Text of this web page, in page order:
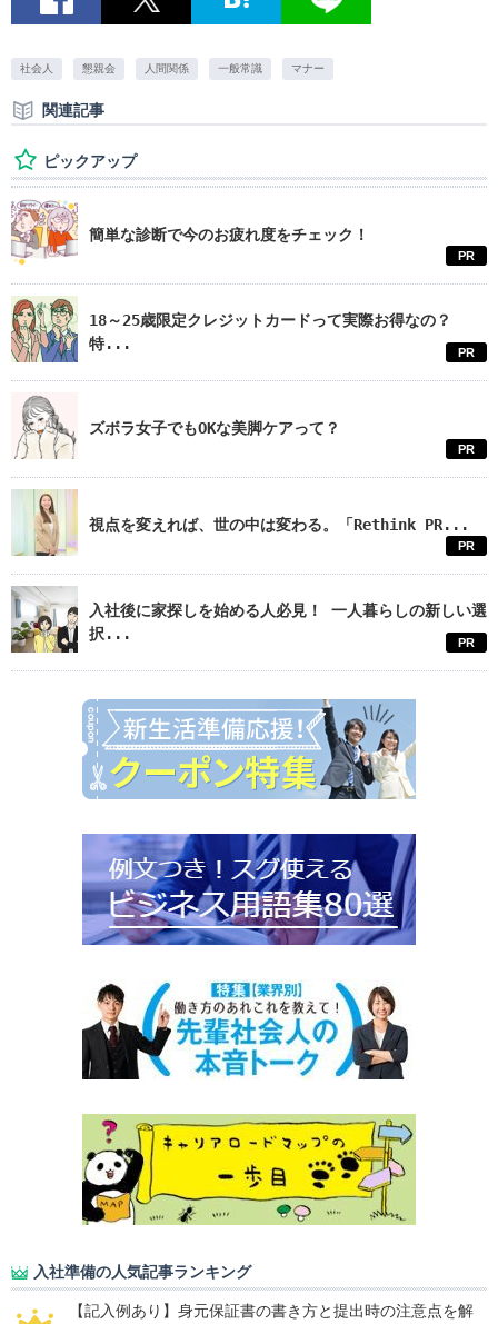
社会人 懇親会 人間関係 一般常識 マナー
関連記事
ピックアップ
簡単な診断で今のお疲れ度をチェック！
PR
18～25歳限定クレジットカードって実際お得なの？
特...
PR
ズボラ女子でもOKな美脚ケアって？
PR
視点を変えれば、世の中は変わる。「Rethink PR...
PR
入社後に家探しを始める人必見！ 一人暮らしの新しい選
択...
PR
入社準備の人気記事ランキング
【記入例あり】身元保証書の書き方と提出時の注意点を解